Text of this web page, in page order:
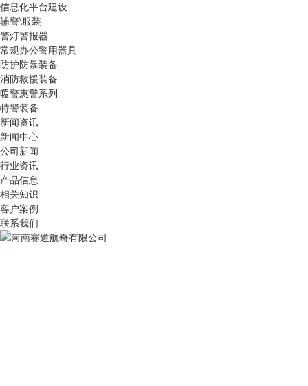
信息化平台建设
辅警\服装
警灯警报器
常规办公警用器具
防护防暴装备
消防救援装备
暖警惠警系列
特警装备
新闻资讯
新闻中心
公司新闻
行业资讯
产品信息
相关知识
客户案例
联系我们